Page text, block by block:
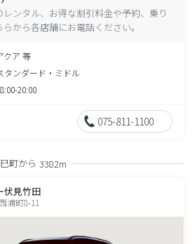
ンタル、お得な割引料金や予約、乗り
から各店舗にお電話ください。
クア 等
タンダード・ミドル
20:00
075-811-1100
町から 3382m
伏見竹田
浦町8-11